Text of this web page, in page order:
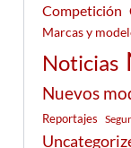
Competición
Marcas y
Noticias
Nuevos
Reportajes